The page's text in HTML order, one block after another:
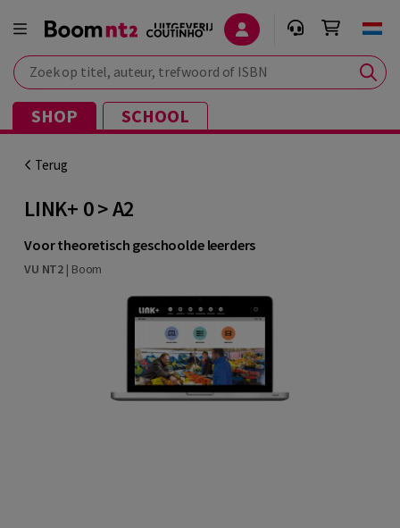
Zoek op titel, auteur, trefwoord of ISBN
SHOP SCHOOL
Terug
LINK+ 0 > A2
Voor theoretisch geschoolde leerders
VU NT2 | Boom